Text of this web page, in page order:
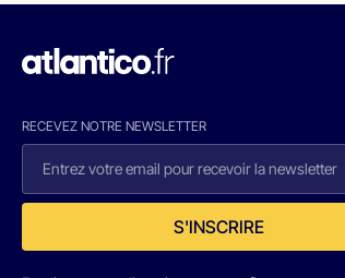
RECEVEZ NOTRE NEWSLETTER
S'INSCRIRE